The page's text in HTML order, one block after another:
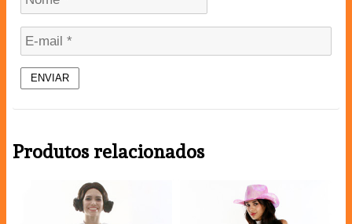
Produtos relacionados